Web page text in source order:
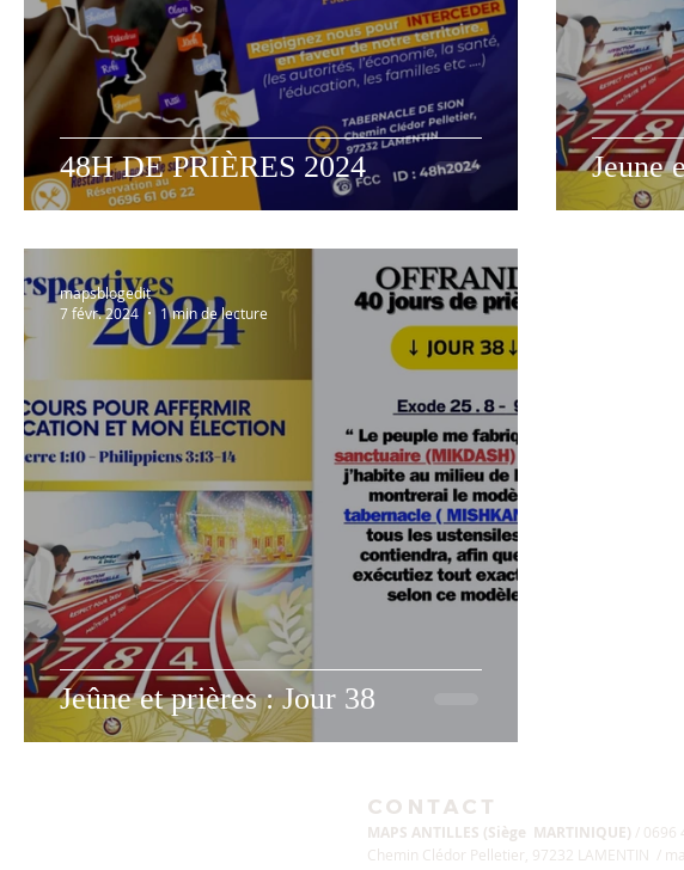
48H DE PRIÈRES 2024 Jeune
Jeûne et prières : Jour 38
mapsblogedit
7 févr. 2024
1 min de lecture
CONTACT
MAPS ANTILLES (Siège MARTINIQUE) / 0696
Chemin Clédor Pelletier, 97232 LAMENTIN /